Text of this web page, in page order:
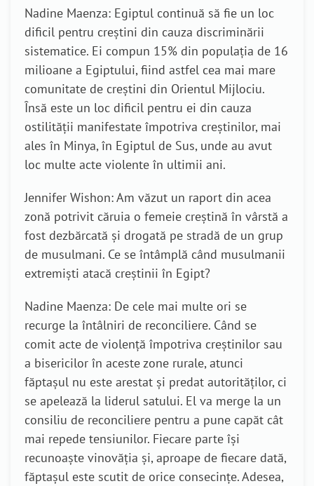
Nadine Maenza: Egiptul continuă să fie un loc
dificil pentru creștini din cauza discriminării
sistematice. Ei compun 15% din populația de 16
milioane a Egiptului, fiind astfel cea mai mare
comunitate de creștini din Orientul Mijlociu.
Însă este un loc dificil pentru ei din cauza
ostilității manifestate împotriva creștinilor, mai
ales în Minya, în Egiptul de Sus, unde au avut
loc multe acte violente în ultimii ani.
Jennifer Wishon: Am văzut un raport din acea
zonă potrivit căruia o femeie creștină în vârstă a
fost dezbărcată și drogată pe stradă de un grup
de musulmani. Ce se întâmplă când musulmanii
extremiști atacă creștinii în Egipt?
Nadine Maenza: De cele mai multe ori se
recurge la întâlniri de reconciliere. Când se
comit acte de violență împotriva creștinilor sau
a bisericilor în aceste zone rurale, atunci
făptașul nu este arestat și predat autorităților, ci
se apelează la liderul satului. El va merge la un
consiliu de reconciliere pentru a pune capăt cât
mai repede tensiunilor. Fiecare parte își
recunoaște vinovăția și, aproape de fiecare dată,
făptașul este scutit de orice consecințe. Adesea,